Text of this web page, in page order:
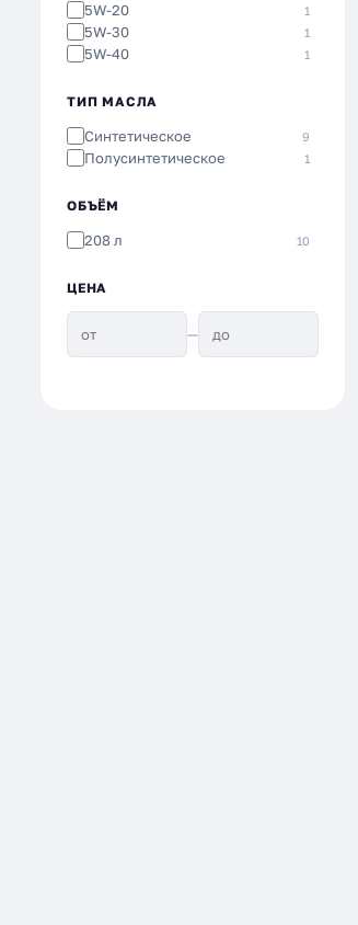
5W-20 1
5W-30 1
5W-40 1
ТИП МАСЛА
Синтетическое 9
Полусинтетическое 1
ОБЪЁМ
208 л 10
ЦЕНА
—